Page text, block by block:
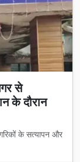
से
के दौरान
के सत्यापन और